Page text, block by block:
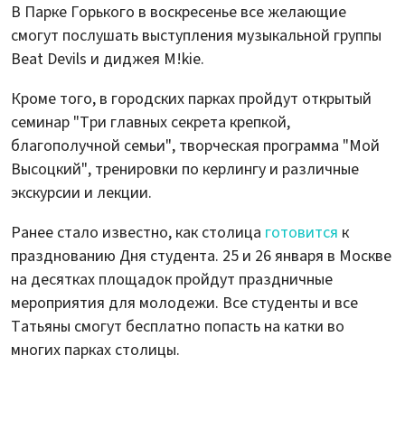
В Парке Горького в воскресенье все желающие
смогут послушать выступления музыкальной группы
Beat Devils и диджея M!kie.
Кроме того, в городских парках пройдут открытый
семинар "Три главных секрета крепкой,
благополучной семьи", творческая программа "Мой
Высоцкий", тренировки по керлингу и различные
экскурсии и лекции.
Ранее стало известно, как столица готовится к
празднованию Дня студента. 25 и 26 января в Москве
на десятках площадок пройдут праздничные
мероприятия для молодежи. Все студенты и все
Татьяны смогут бесплатно попасть на катки во
многих парках столицы.